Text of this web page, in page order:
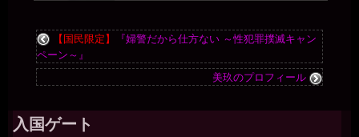
【国民限定】
『婦警だから仕方ない ～性犯罪撲滅キャン
ペーン～』
美玖のプロフィール
入国ゲート
2026年7月18日 - 21:58
( ﾟ∀ﾟ)ｱﾊﾊ八八ﾉヽﾉヽﾉヽﾉ ＼ / ＼/ ＼母
miiki0119
のお願いして。。許可をいただいてしています。。
一枚の銀貨